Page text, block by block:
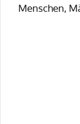
Menschen,